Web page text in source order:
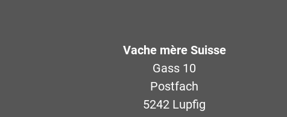
Vache mère Suisse
Gass 10
Postfach
5242 Lupfig